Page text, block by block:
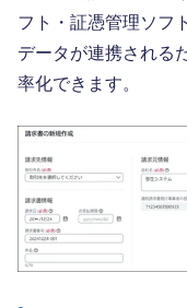
フト・証憑管理ソフ
データが連携される
率化できます。